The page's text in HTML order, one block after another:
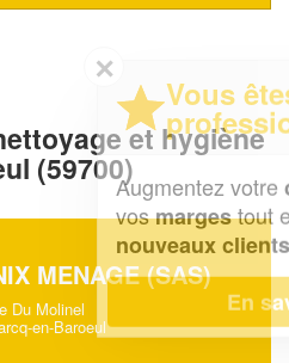
et hygiène
(59700)
MENAGE (SAS)
Du Molinel
en-Baroeul
êtes un
?
votrechiffre d'affaireset
tout en gagnant de
En savoir plus